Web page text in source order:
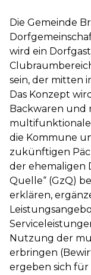
Die Gemeinde
wird ein
sein, der mitten
Das Konzept
Backwaren
die Kommune
zukünftigen
der ehemaligen
Quelle“ (GzQ)
erklären,
Nutzung der
erbringen
ergeben sich für